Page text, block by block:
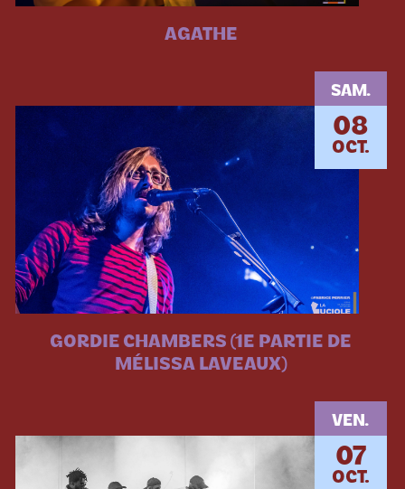
AGATHE
SAM.
08
OCT.
GORDIE CHAMBERS (1E PARTIE DE
MÉLISSA LAVEAUX)
VEN.
07
OCT.